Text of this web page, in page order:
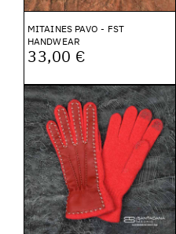
MITAINES PAVO - FST
HANDWEAR
33,00 €